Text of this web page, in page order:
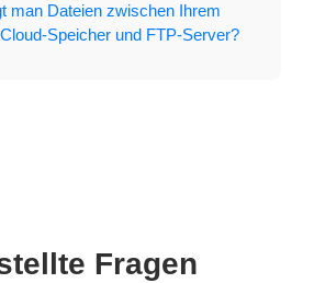
man Dateien zwischen Ihrem
Speicher und FTP-Server?
Fragen